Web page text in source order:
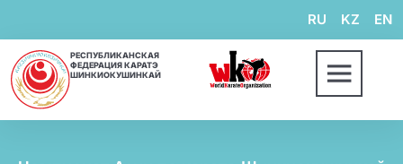
RU KZ EN
РЕСПУБЛИКАНСКАЯ
ФЕДЕРАЦИЯ КАРАТЭ
ШИНКИОКУШИНКАЙ